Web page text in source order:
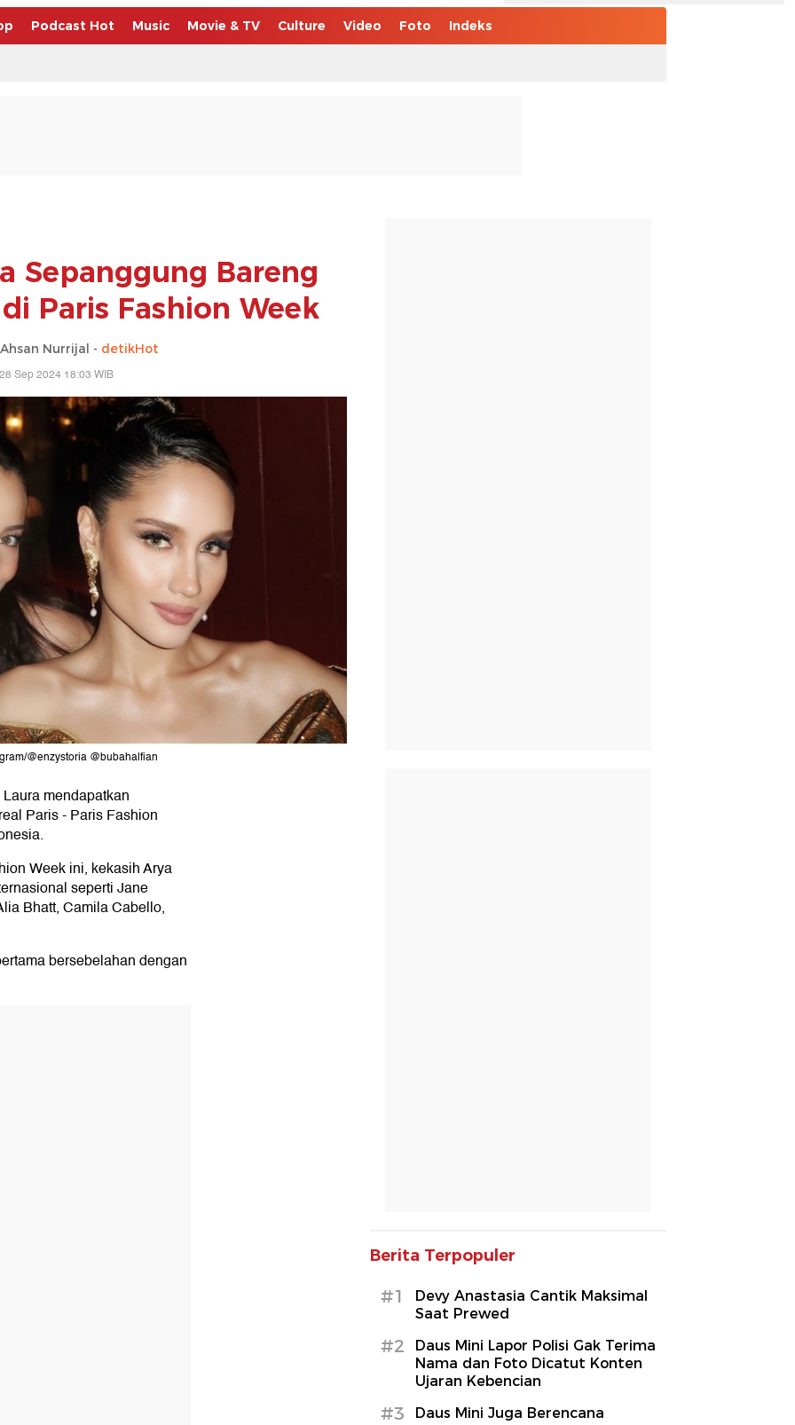
Podcast Hot Music Movie & TV Culture Video Foto Indeks
Sepanggung Bareng
Paris Fashion Week
Nurrijal - detikHot
Sep 2024 18:03 WIB
@enzystoria @bubahalfian
mendapatkan
Paris - Paris Fashion
Week ini, kekasih Arya
seperti Jane
Bhatt, Camila Cabello,
bersebelahan dengan
Berita Terpopuler
#1
Devy Anastasia Cantik Maksimal
Saat Prewed
#2
Daus Mini Lapor Polisi Gak Terima
Nama dan Foto Dicatut Konten
Ujaran Kebencian
#3
Daus Mini Juga Berencana